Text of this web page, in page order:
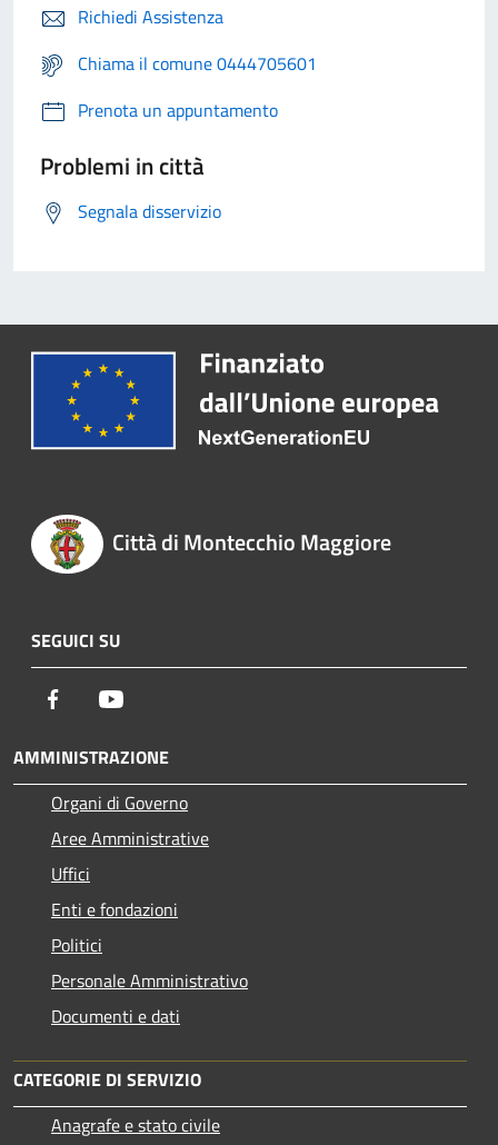
Richiedi Assistenza
Chiama il comune 0444705601
Prenota un appuntamento
Problemi in città
Segnala disservizio
Città di Montecchio Maggiore
SEGUICI SU
Facebook
AMMINISTRAZIONE
Organi di Governo
Aree Amministrative
Uffici
Enti e fondazioni
Politici
Personale Amministrativo
Documenti e dati
CATEGORIE DI SERVIZIO
Anagrafe e stato civile